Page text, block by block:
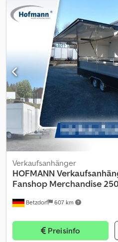
Betzdorf 607 km
Verkaufsanhänger
HOFMANN
Fanshop Merchandise
Preisinfo